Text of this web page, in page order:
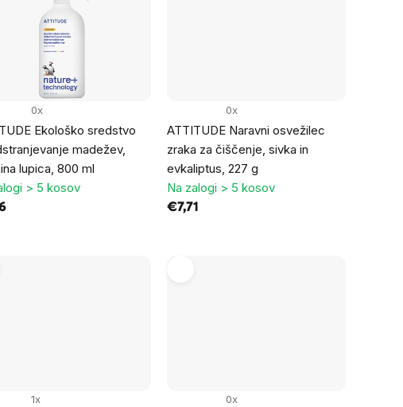
Ekološko sredstvo
madežev,
lupica, 800 ml
0x
> 5 kosov
ATTITUDE Naravni osvežilec
zraka za čiščenje, sivka in
evkaliptus, 227 g
0x
Na zalogi > 5 kosov
€7,71
1x 0x